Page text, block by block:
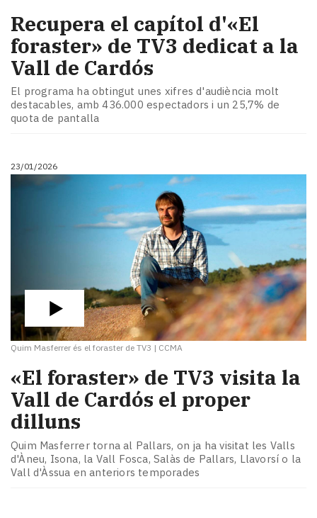
Recupera el capítol d'«El
foraster» de TV3 dedicat a la
Vall de Cardós
El programa ha obtingut unes xifres d'audiència molt
destacables, amb 436.000 espectadors i un 25,7% de
quota de pantalla
23/01/2026
Quim Masferrer és el foraster de TV3 | CCMA
«El foraster» de TV3 visita la
Vall de Cardós el proper
dilluns
Quim Masferrer torna al Pallars, on ja ha visitat les Valls
d'Àneu, Isona, la Vall Fosca, Salàs de Pallars, Llavorsí o la
Vall d'Àssua en anteriors temporades